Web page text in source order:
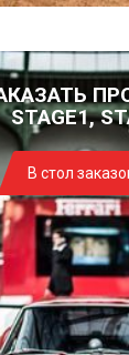
STAGE1,
В стол